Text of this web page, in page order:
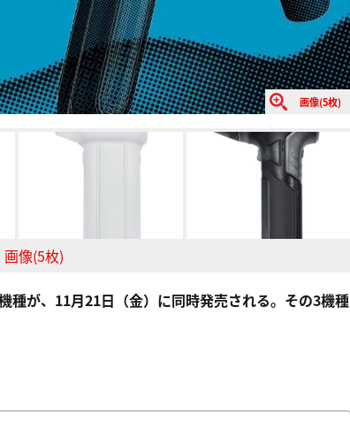
画像(5枚)
画像(5枚)
が、11月21日（金）に同時発売される。その3機種